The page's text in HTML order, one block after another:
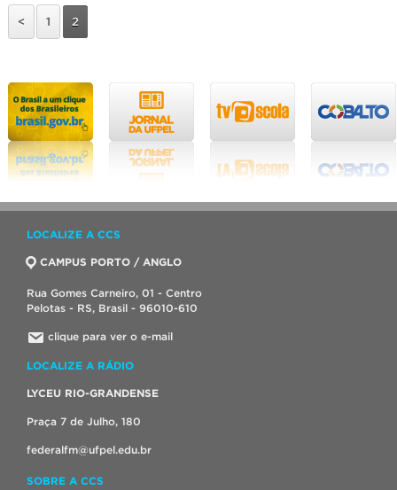
< 1 2
LOCALIZE A CCS
CAMPUS PORTO / ANGLO
Rua Gomes Carneiro, 01 - Centro
Pelotas - RS, Brasil - 96010-610
clique para ver o e-mail
LOCALIZE A RÁDIO
LYCEU RIO-GRANDENSE
Praça 7 de Julho, 180
federalfm@ufpel.edu.br
SOBRE A CCS